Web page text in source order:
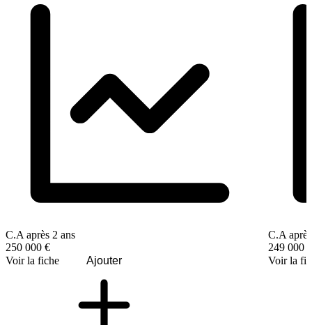
C.A après 2 ans
250 000 €
Voir la fiche
Ajouter
C.A
249 000 €
Voir la